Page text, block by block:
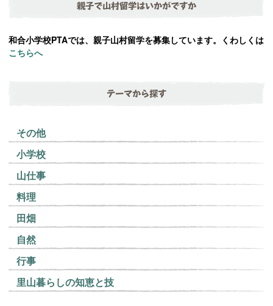
親子で山村留学はいかがですか
和合小学校PTAでは、親子山村留学を募集しています。くわしくは
こちらへ
テーマから探す
その他
小学校
山仕事
料理
田畑
自然
行事
里山暮らしの知恵と技